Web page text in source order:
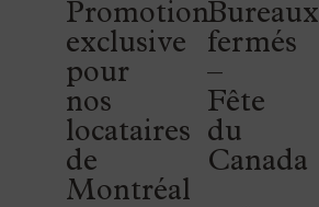
Promotion
exclusive
pour
nos
locataires
de
Montréal
Bureaux
fermés
–
Fête
du
Canada